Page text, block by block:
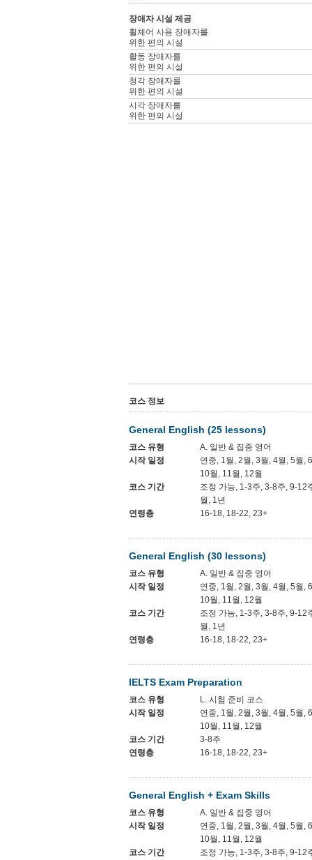
장애자 시설 제공
휠체어 사용 장애자를
위한 편의 시설
활동 장애자를
위한 편의 시설
청각 장애자를
위한 편의 시설
시각 장애자를
위한 편의 시설
코스 정보
General English (25 lessons)
코스 유형
A. 일반 & 집중 영어
시작 일정
연중, 1월, 2월, 3월, 4월, 5월,
10월, 11월, 12월
코스 기간
조정 가능, 1-3주, 3-8주, 9-12
월, 1년
연령층
16-18, 18-22, 23+
General English (30 lessons)
코스 유형
A. 일반 & 집중 영어
시작 일정
연중, 1월, 2월, 3월, 4월, 5월,
10월, 11월, 12월
코스 기간
조정 가능, 1-3주, 3-8주, 9-12
월, 1년
연령층
16-18, 18-22, 23+
IELTS Exam Preparation
코스 유형
L. 시험 준비 코스
시작 일정
연중, 1월, 2월, 3월, 4월, 5월,
10월, 11월, 12월
코스 기간
3-8주
연령층
16-18, 18-22, 23+
General English + Exam Skills
코스 유형
A. 일반 & 집중 영어
시작 일정
연중, 1월, 2월, 3월, 4월, 5월,
10월, 11월, 12월
코스 기간
조정 가능, 1-3주, 3-8주, 9-12